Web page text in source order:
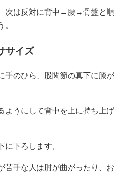
次は反対に背中→腰→骨盤と順
。
サイズ
手のひら、股関節の真下に膝が
ようにして背中を上に持ち上げ
に下ろします。
苦手な人は肘が曲がったり、お